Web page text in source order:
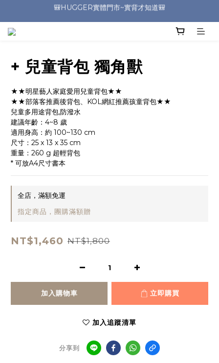
🎒HUGGER實體門市~實背才知道🎒
⭐️加入Line好友 領取$100折價券⭐️
+ 兒童背包 獨角獸
★★明星藝人家庭愛用兒童背包★★
★★部落客推薦後背包、KOL網紅推薦孩童背包★★
兒童多用途背包,防潑水
建議年齡：4~8 歲
適用身高：約 100~130 cm
尺寸：25 x 13 x 35 cm
重量：260 g 超輕背包
* 可放A4尺寸書本
全店，滿額免運
指定商品，團購滿額贈
NT$1,460 NT$1,800
加入購物車 立即購買
加入追蹤清單
分享到